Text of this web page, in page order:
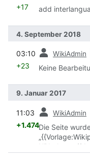
+17 add
4. September 2018
03:10 WikiAdmin
+23 Keine
9. Januar 2017
11:03 WikiAdmin
+1.474Die Seite
URL=https://